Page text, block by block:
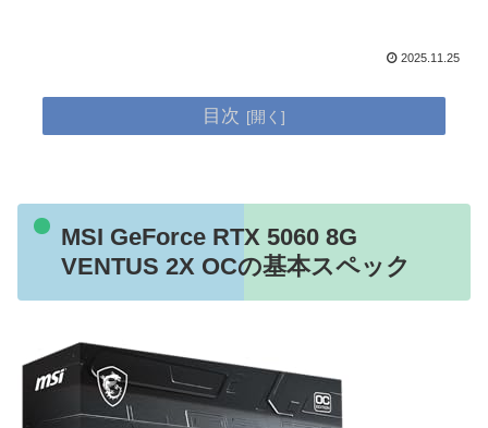
2025.11.25
目次
MSI GeForce RTX 5060 8G
VENTUS 2X OCの基本スペック